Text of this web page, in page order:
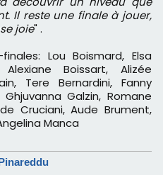
Il reste une finale à jouer,
joie" .
Lou Boismard, Elsa
Boissart, Alizée
Tere Bernardini, Fanny
Galzin, Romane
Cruciani, Aude Brument,
Manca